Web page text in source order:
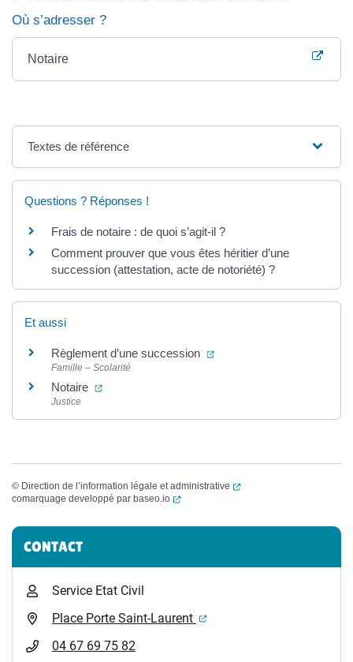
Où s’adresser ?
Notaire
Textes de référence
Questions ? Réponses !
Frais de notaire : de quoi s’agit-il ?
Comment prouver que vous êtes héritier d’une
succession (attestation, acte de notoriété) ?
Et aussi
Règlement d’une succession (ouverture dans un nouvel
Famille – Scolarité
Notaire (ouverture dans un nouvel onglet)
Justice
© Direction de l’information légale et administrative
(ouverture dans un
comarquage developpé par baseo.io (ouverture dans un nouvel onglet)
Informations complémentaires
CONTACT
Service Etat Civil
Place Porte Saint-Laurent
(ouverture dans un
04 67 69 75 82